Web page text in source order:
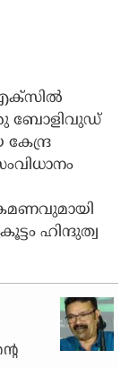
എക്‌സില്‍
ബോളിവുഡ്
ഹിന്ദുത്വ